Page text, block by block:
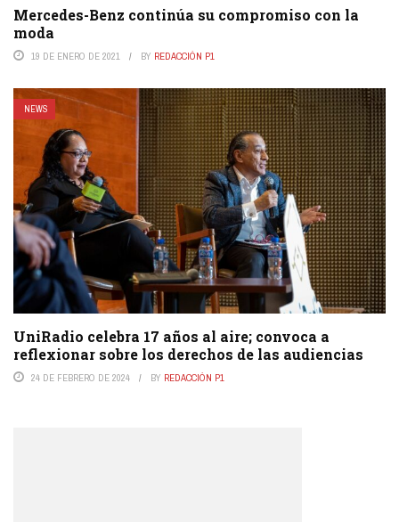
Mercedes-Benz continúa su compromiso con la
moda
19 DE ENERO DE 2021 BY REDACCIÓN P1
NEWS
UniRadio celebra 17 años al aire; convoca a
reflexionar sobre los derechos de las audiencias
24 DE FEBRERO DE 2024 BY REDACCIÓN P1